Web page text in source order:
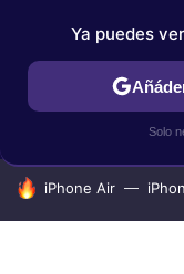
IPHONE
HOY SE HABLA DE
iPhone Air
Ya puedes
Solo